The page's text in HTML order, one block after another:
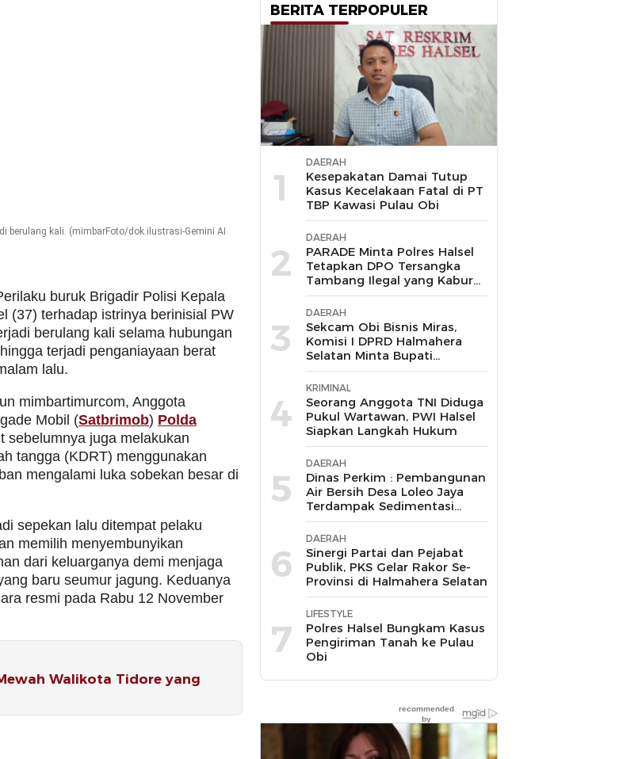
berulang kali. (mimbarFoto/dok.ilustrasi-Gemini AI
buruk Brigadir Polisi Kepala
(37) terhadap istrinya berinisial PW
berulang kali selama hubungan
terjadi penganiayaan berat
lalu.
mimbartimurcom, Anggota
Mobil (Satbrimob) Polda
sebelumnya juga melakukan
tangga (KDRT) menggunakan
mengalami luka sobekan besar di
sepekan lalu ditempat pelaku
memilih menyembunyikan
dari keluarganya demi menjaga
baru seumur jagung. Keduanya
resmi pada Rabu 12 November
Walikota Tidore yang
BERITA TERPOPULER
1
DAERAH
Kesepakatan Damai Tutup
Kasus Kecelakaan Fatal di PT
TBP Kawasi Pulau Obi
2
DAERAH
PARADE Minta Polres Halsel
Tetapkan DPO Tersangka
Tambang Ilegal yang Kabur
ke Malaysia
3
DAERAH
Sekcam Obi Bisnis Miras,
Komisi I DPRD Halmahera
Selatan Minta Bupati
Bertindak Tegas
4
KRIMINAL
Seorang Anggota TNI Diduga
Pukul Wartawan, PWI Halsel
Siapkan Langkah Hukum
5
DAERAH
Dinas Perkim : Pembangunan
Air Bersih Desa Loleo Jaya
Terdampak Sedimentasi
Suda Diperbaiki
6
DAERAH
Sinergi Partai dan Pejabat
Publik, PKS Gelar Rakor Se-
Provinsi di Halmahera Selatan
7
LIFESTYLE
Polres Halsel Bungkam Kasus
Pengiriman Tanah ke Pulau
Obi